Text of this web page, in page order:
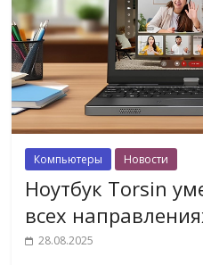
Компьютеры Новости
Ноутбук Torsin
всех
28.08.2025